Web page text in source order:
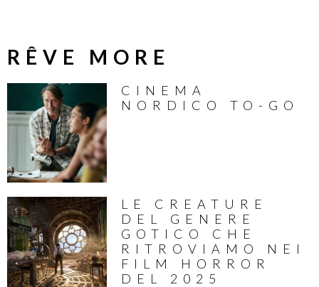
RÊVE MORE
CINEMA
NORDICO TO-GO
LE CREATURE
DEL GENERE
GOTICO CHE
RITROVIAMO NEI
FILM HORROR
DEL 2025